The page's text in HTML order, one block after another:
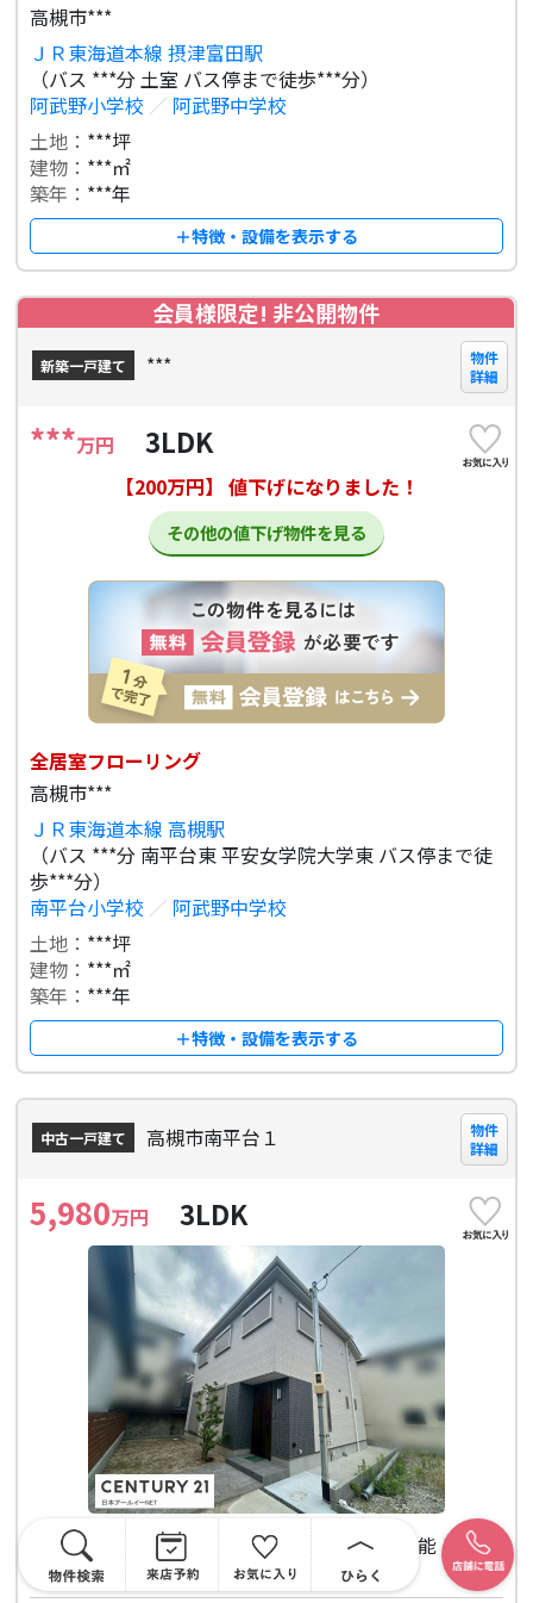
高槻市***
ＪＲ東海道本線 摂津富田駅
（バス ***分 土室 バス停まで徒歩***分）
阿武野小学校 ／ 阿武野中学校
土地： ***坪
建物： ***㎡
築年： ***年
＋特徴・設備を表示する
会員様限定! 非公開物件
新築一戸建て ***
物件
詳細
***万円 3LDK
【200万円】 値下げになりました！
その他の値下げ物件を見る
全居室フローリング
高槻市***
ＪＲ東海道本線 高槻駅
（バス ***分 南平台東 平安女学院大学東 バス停まで徒
歩***分）
南平台小学校 ／ 阿武野中学校
土地： ***坪
建物： ***㎡
築年： ***年
＋特徴・設備を表示する
中古一戸建て 高槻市南平台１
物件
詳細
5,980万円 3LDK
◆新築未入居！◆平坦地！◆駐車3台可能！◆令
和6年3月完成！◆充実設備！